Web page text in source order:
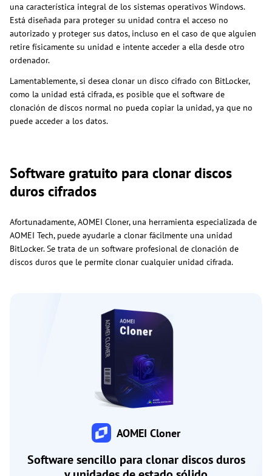
una característica integral de los sistemas operativos Windows.
Está diseñada para proteger su unidad contra el acceso no
autorizado y proteger sus datos, incluso en el caso de que alguien
retire físicamente su unidad e intente acceder a ella desde otro
ordenador.
Lamentablemente, si desea clonar un disco cifrado con BitLocker,
como la unidad está cifrada, es posible que el software de
clonación de discos normal no pueda copiar la unidad, ya que no
puede acceder a los datos.
Software gratuito para clonar discos
duros cifrados
Afortunadamente, AOMEI Cloner, una herramienta especializada de
AOMEI Tech, puede ayudarle a clonar fácilmente una unidad
BitLocker. Se trata de un software profesional de clonación de
discos duros que le permite clonar cualquier unidad cifrada.
AOMEI Cloner
Software sencillo para clonar discos duros